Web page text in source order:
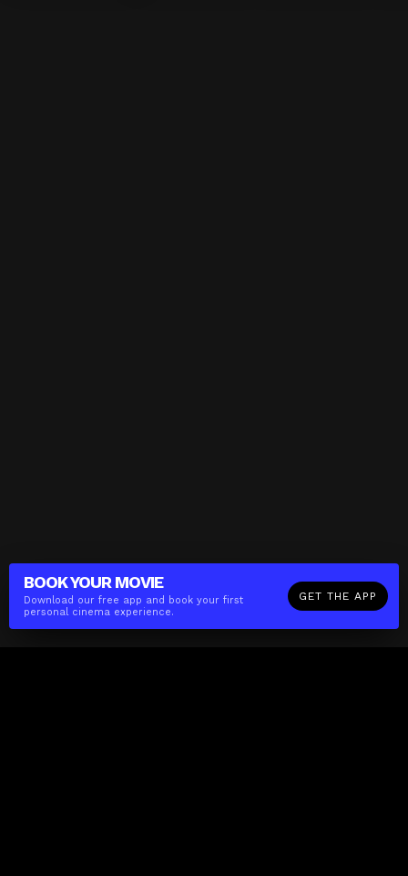
BOOK YOUR MOVIE
Download our free app and book your first
personal cinema experience.
GET THE APP